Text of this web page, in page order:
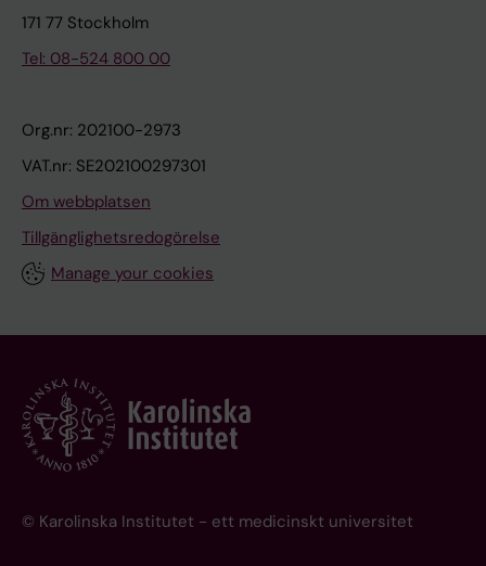
171 77 Stockholm
Tel: 08-524 800 00
Org.nr: 202100-2973
VAT.nr: SE202100297301
Om webbplatsen
Tillgänglighetsredogörelse
Manage your cookies
© Karolinska Institutet - ett medicinskt universitet